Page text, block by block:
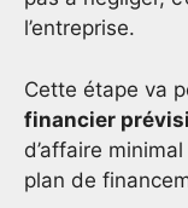
l’entreprise.
Cette étape va
financier
d’affaire
plan de